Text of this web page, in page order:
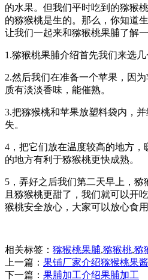
的水果。但我们平时吃到的猕猴
的猕猴桃是生的。那么，你知道
让我们一起来和猕猴桃果脯了解
1.猕猴桃果脯介绍首先我们来选几
2.然后我们在准备一个苹果，因
质有淡淡香味，能催熟。
3.把猕猴桃和苹果放塑料袋内，
失。
4，把它们放在温度较高的地方
的地方有利于猕猴桃更快成熟。
5，弄好之后我们第二天早上，
且猕猴桃更甜了，我们就可以开
猴桃安全放心，大家可以放心食用
相关标签： 猕猴桃果脯,猕猴桃,猕
上一篇： 果铺厂家介绍猕猴桃果
下一篇： 果脯加工介绍果脯加工